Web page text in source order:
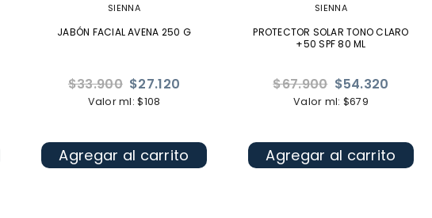
SIENNA
JABÓN FACIAL AVENA 250 G
Precio
habitual
$33.900 $27.120
Valor ml: $108
Agregar al carrito
SIENNA
PROTECTOR SOLAR TONO CLARO
+50 SPF 80 ML
Precio
habitual
$67.900 $54.320
Valor ml: $679
Agregar al carrito